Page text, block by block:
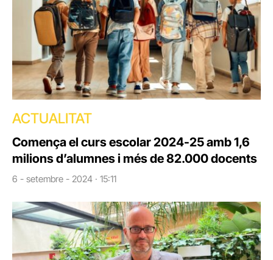
ACTUALITAT
Comença el curs escolar 2024-25 amb 1,6
milions d’alumnes i més de 82.000 docents
6 - setembre - 2024 · 15:11